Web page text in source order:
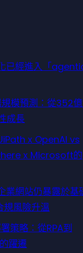
已經進入「
模預測：從352
成長
x OpenAI vs
x Microsoft的
業網站仍暴露於基
風險升溫
策略：從RPA到
躍遷